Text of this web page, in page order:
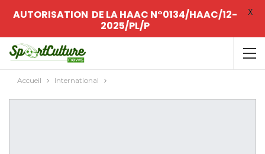
Accueil International
AUTORISATION DE LA HAAC N°0134/HAAC/12-
2025/PL/P
X